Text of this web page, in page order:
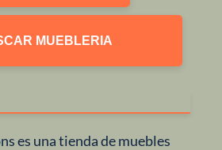
MUEBLERIA
es una tienda de muebles